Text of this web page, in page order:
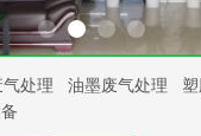
气处理 油墨废气处理